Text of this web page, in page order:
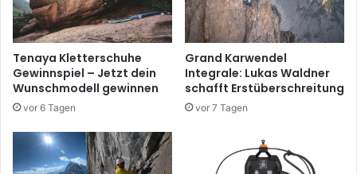
Tenaya Kletterschuhe
Gewinnspiel – Jetzt dein
Wunschmodell gewinnen
vor 6 Tagen
Grand Karwendel
Integrale: Lukas Waldner
schafft Erstüberschreitung
vor 7 Tagen